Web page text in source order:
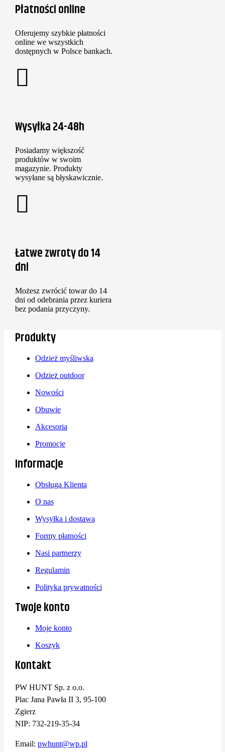
Płatności online
Oferujemy szybkie płatności
online we wszystkich
dostępnych w Polsce bankach.
Wysyłka 24-48h
Posiadamy większość
produktów w swoim
magazynie. Produkty
wysyłane są błyskawicznie.
Łatwe zwroty do 14
dni
Możesz zwrócić towar do 14
dni od odebrania przez kuriera
bez podania przyczyny.
Produkty
Odzież myśliwska
Odzież outdoor
Nowości
Obuwie
Akcesoria
Promocje
Informacje
Obsługa Klienta
O nas
Wysyłka i dostawa
Formy płatności
Nasi partnerzy
Regulamin
Polityka prywatności
Twoje konto
Moje konto
Koszyk
Kontakt
PW HUNT Sp. z o.o.
Plac Jana Pawła II 3, 95-100
Zgierz
NIP: 732-219-35-34
Email: pwhunt@wp.pl